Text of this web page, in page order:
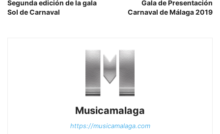
Segunda edición de la gala
Sol de Carnaval
Gala de Presentación
Carnaval de Málaga 2019
Musicamalaga
https://musicamalaga.com